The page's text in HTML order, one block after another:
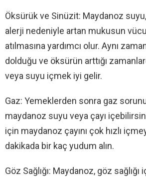
Öksürük ve Sinüzit: Maydanoz
alerji nedeniyle artan mukusun
atılmasına yardımcı olur. Aynı
dolduğu ve öksürün arttığı
veya suyu içmek iyi gelir.
Gaz: Yemeklerden sonra gaz
maydanoz suyu veya çayı
için maydanoz çayını çok hızlı
dakikada bir kaç yudum alın.
Göz Sağlığı: Maydanoz, göz